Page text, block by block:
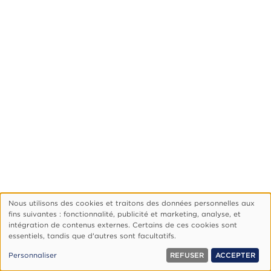
Footer
Qui Sommes-Nous ?
Politique De Confidentialité
Gérer Les Cookies
© 1999, 2026 Vision.org. Tous droits réservés.
Utilisation
des
données
personnelles
Nous utilisons des cookies et traitons des données personnelles aux
fins suivantes : fonctionnalité, publicité et marketing, analyse, et
intégration de contenus externes. Certains de ces cookies sont
essentiels, tandis que d'autres sont facultatifs.
Personnaliser REFUSER ACCEPTER